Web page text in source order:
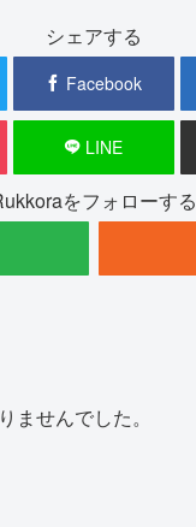
シェアする
Facebook
LINE
をフォローする
ませんでした。